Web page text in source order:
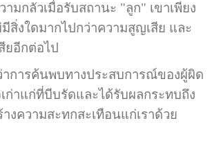
วเมื่อรับสถานะ "ลูก" เขาเพียง
มีสิ่งใดมากไปกว่าความสูญเสีย และ
ยอีกต่อไป
าการค้นพบทางประสบการณ์ของผู้ผิด
ก่าแก่ที่บีบรัดและได้รับผลกระทบถึง
งความสะทกสะเทือนแก่เราด้วย